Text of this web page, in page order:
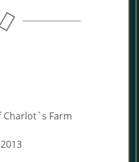
Charlot`s Farm